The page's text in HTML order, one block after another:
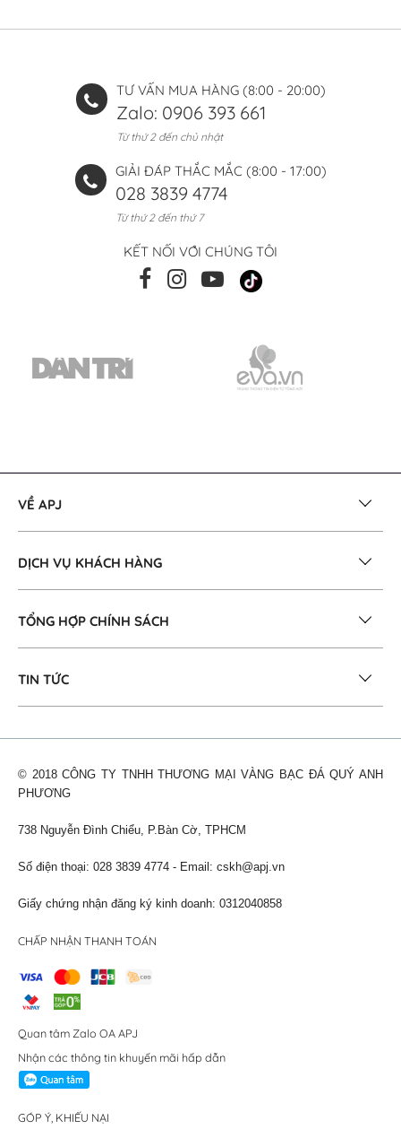
TƯ VẤN MUA HÀNG (8:00 - 20:00)
Zalo: 0906 393 661
Từ thứ 2 đến chủ nhật
GIẢI ĐÁP THẮC MẮC (8:00 - 17:00)
028 3839 4774
Từ thứ 2 đến thứ 7
KẾT NỐI VỚI CHÚNG TÔI
VỀ APJ
DỊCH VỤ KHÁCH HÀNG
TỔNG HỢP CHÍNH SÁCH
TIN TỨC
© 2018 CÔNG TY TNHH THƯƠNG MẠI VÀNG BẠC ĐÁ QUÝ ANH
PHƯƠNG
738 Nguyễn Đình Chiểu, P.Bàn Cờ, TPHCM
Số điện thoại: 028 3839 4774 - Email: cskh@apj.vn
Giấy chứng nhận đăng ký kinh doanh: 0312040858
CHẤP NHẬN THANH TOÁN
Quan tâm Zalo OA APJ
Nhận các thông tin khuyến mãi hấp dẫn
GÓP Ý, KHIẾU NẠI